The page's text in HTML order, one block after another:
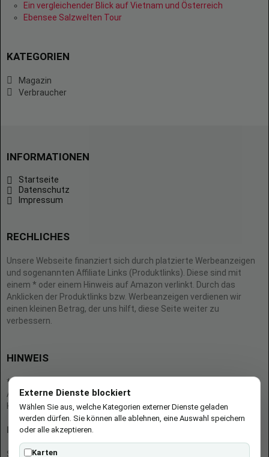
Ein vergleichender Blick auf Vietnam und Österreich
Ebensee Salzwelten Tour
KATEGORIEN
Magazin
Verbraucher
INFORMATIONEN
Startseite
Datenschutz
Impressum
RECHLICHES
Unsere Webseite finanziert sich durch platzierte Werbeanzeigen
und sogenannten Affiliate Links (Produktlinks). Diese sind mit
einem * oder einem Hinweis auf Amazon verlinkt. Durch das
Anklicken der Produktlinks bzw. Werbeanzeigen verdienen wir
einen kleinen Betrag, der uns hilft, diese Seite weiter zu
verbessern.
HINWEIS
* = Afilliate-Link (=Werbung)
Als Amazon-Partner verdient der Seitenbetreiber an qualifizierten
Käufen.
Hinweis zu Preisen und Verfügbarkeiten
Sofern Produktpreise und Verfügbarkeiten angezeigt werden,
Externe Dienste blockiert
Wählen Sie aus, welche Kategorien externer Dienste geladen
werden dürfen. Sie können alle ablehnen, eine Auswahl speichern
oder alle akzeptieren.
Karten